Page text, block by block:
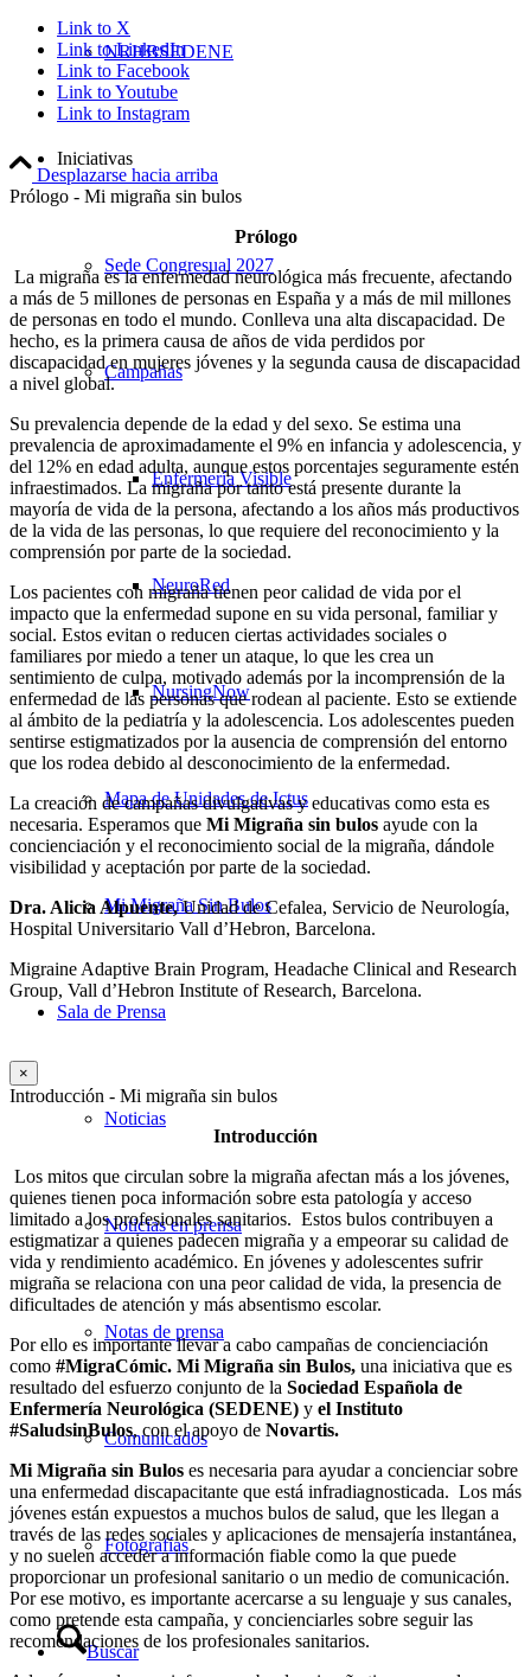
NRHBSEDENE
Iniciativas
Sede Congresual 2027
Campañas
Enfermería Visible
NeuroRed
NursingNow
Mapa de Unidades de Ictus
Mi Migraña Sin Bulos
Sala de Prensa
Noticias
Noticias en prensa
Notas de prensa
Comunicados
Fotografías
Buscar
Link to X
Link to LinkedIn
Link to Facebook
Link to Youtube
Link to Instagram
Desplazarse hacia arriba
Prólogo - Mi migraña sin bulos
Prólogo
La migraña es la enfermedad neurológica más frecuente, afectando
a más de 5 millones de personas en España y a más de mil millones
de personas en todo el mundo. Conlleva una alta discapacidad. De
hecho, es la primera causa de años de vida perdidos por
discapacidad en mujeres jóvenes y la segunda causa de discapacidad
a nivel global.
Su prevalencia depende de la edad y del sexo. Se estima una
prevalencia de aproximadamente el 9% en infancia y adolescencia, y
del 12% en edad adulta, aunque estos porcentajes seguramente estén
infraestimados. La migraña por tanto está presente durante la
mayoría de vida de la persona, afectando a los años más productivos
de la vida de las personas, lo que requiere del reconocimiento y la
comprensión por parte de la sociedad.
Los pacientes con migraña tienen peor calidad de vida por el
impacto que la enfermedad supone en su vida personal, familiar y
social. Estos evitan o reducen ciertas actividades sociales o
familiares por miedo a tener un ataque, lo que les crea un
sentimiento de culpa, motivado además por la incomprensión de la
enfermedad de las personas que rodean al paciente. Esto se extiende
al ámbito de la pediatría y la adolescencia. Los adolescentes pueden
sentirse estigmatizados por la ausencia de comprensión del entorno
que los rodea debido al desconocimiento de la enfermedad.
La creación de campañas divulgativas y educativas como esta es
necesaria. Esperamos que Mi Migraña sin bulos ayude con la
concienciación y el reconocimiento social de la migraña, dándole
visibilidad y aceptación por parte de la sociedad.
Dra. Alicia Alpuente,Unidad de Cefalea, Servicio de Neurología,
Hospital Universitario Vall d’Hebron, Barcelona.
Migraine Adaptive Brain Program, Headache Clinical and Research
Group, Vall d’Hebron Institute of Research, Barcelona.
×
Introducción - Mi migraña sin bulos
Introducción
Los mitos que circulan sobre la migraña afectan más a los jóvenes,
quienes tienen poca información sobre esta patología y acceso
limitado a los profesionales sanitarios. Estos bulos contribuyen a
estigmatizar a quienes padecen migraña y a empeorar su calidad de
vida y rendimiento académico. En jóvenes y adolescentes sufrir
migraña se relaciona con una peor calidad de vida, la presencia de
dificultades de atención y más absentismo escolar.
Por ello es importante llevar a cabo campañas de concienciación
como #MigraCómic. Mi Migraña sin Bulos, una iniciativa que es
resultado del esfuerzo conjunto de la Sociedad Española de
Enfermería Neurológica (SEDENE) y el Instituto
#SaludsinBulos, con el apoyo de Novartis.
Mi Migraña sin Bulos es necesaria para ayudar a concienciar sobre
una enfermedad discapacitante que está infradiagnosticada. Los más
jóvenes están expuestos a muchos bulos de salud, que les llegan a
través de las redes sociales y aplicaciones de mensajería instantánea,
y no suelen acceder a información fiable como la que puede
proporcionar un profesional sanitario o un medio de comunicación.
Por ese motivo, es importante acercarse a su lenguaje y sus canales,
como pretende esta campaña, y concienciarles sobre seguir las
recomendaciones de los profesionales sanitarios.